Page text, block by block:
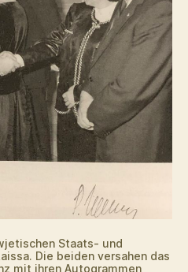
Staats- und
Die beiden versahen das
mit ihren Autogrammen,